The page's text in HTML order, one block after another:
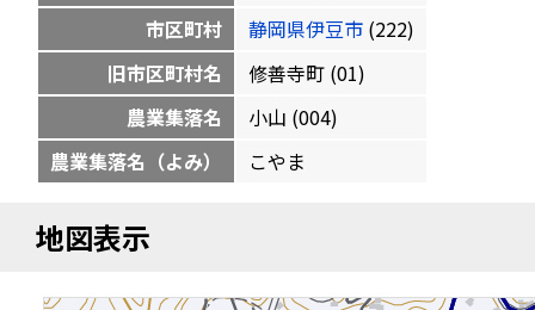
市区町村
静岡県伊豆市 (222)
旧市区町村名
修善寺町 (01)
農業集落名
小山 (004)
農業集落名（よみ）
こやま
地図表示